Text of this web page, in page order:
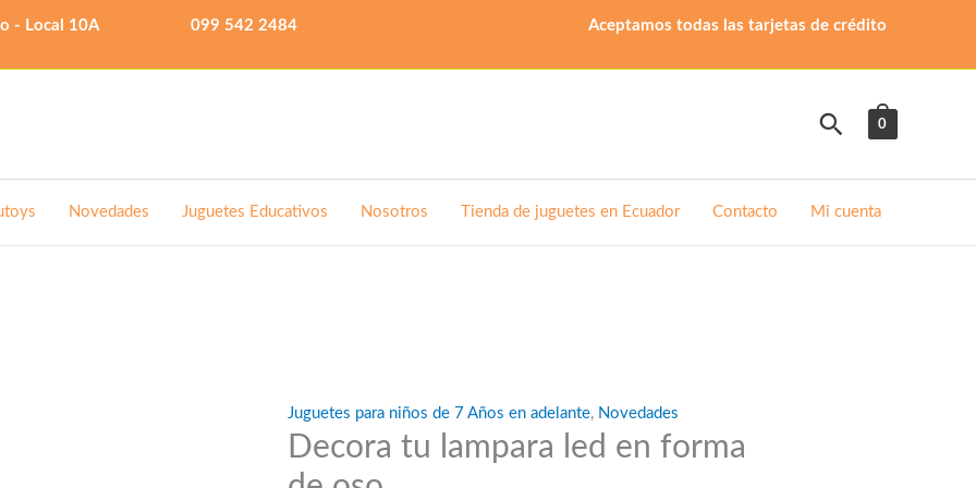
- Local 10A 099 542 2484 Aceptamos todas las tarjetas de crédito
Buscar
0
Novedades Juguetes Educativos Nosotros Tienda de juguetes en Ecuador Contacto Mi cuenta
Juguetes para niños de 7 Años en adelante, Novedades
Decora tu lampara led en forma